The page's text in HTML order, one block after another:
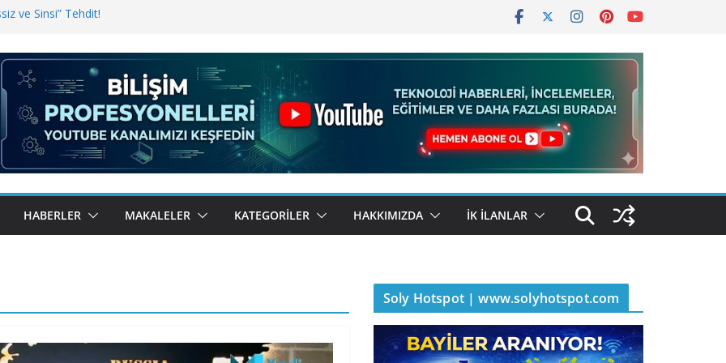
ve Sinsi” Tehdit!
Bugün BulutTahsilat’ta
Kemal Oral Tüm Sorularımızı
HABERLER MAKALELER KATEGORILER HAKKIMIZDA İK İLANLAR
Soly Hotspot | www.solyhotspot.com